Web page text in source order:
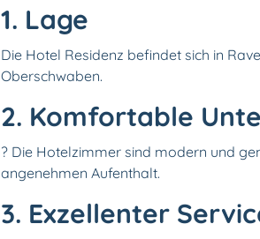
1. Lage
Die Hotel Residenz befindet sich in
Oberschwaben.
2. Komfortable
?️ Die Hotelzimmer sind modern und
angenehmen Aufenthalt.
3. Exzellenter